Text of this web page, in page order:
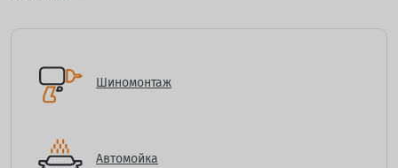
Шиномонтаж
Автомойка